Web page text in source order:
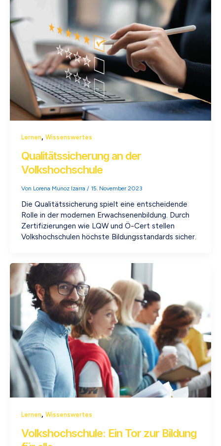
Lernen, Wissenswertes
Qualitätssicherung an der
Volkshochschule
Von Lorena Munoz Izarra / 15. November 2023
Die Qualitätssicherung spielt eine entscheidende
Rolle in der modernen Erwachsenenbildung. Durch
Zertifizierungen wie LQW und Ö-Cert stellen
Volkshochschulen höchste Bildungsstandards sicher.
Lernen, Wissenswertes
Volkshochschule: Ein Tor zur Bildung